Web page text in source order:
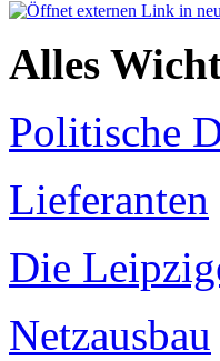
Alles
Politische
Lieferanten
Die
Netzausbau